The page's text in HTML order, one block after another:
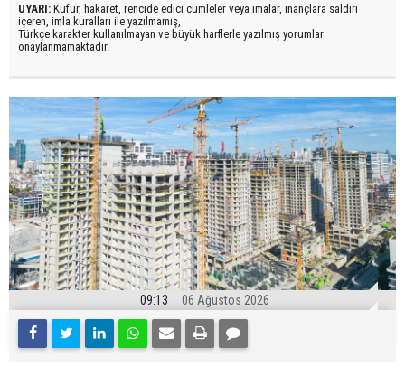
UYARI: Küfür, hakaret, rencide edici cümleler veya imalar, inançlara saldırı
içeren, imla kuralları ile yazılmamış,
Türkçe karakter kullanılmayan ve büyük harflerle yazılmış yorumlar
onaylanmamaktadır.
09:13 06 Ağustos 2026